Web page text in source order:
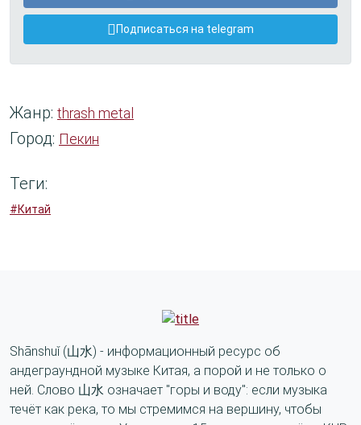
Подписаться на telegram
Жанр: thrash metal
Город: Пекин
Теги:
#Китай
Shānshuǐ (山水) - информационный ресурс об
андеграундной музыке Китая, а порой и не только о
ней. Слово 山水 означает "горы и воду": если музыка
течёт как река, то мы стремимся на вершину, чтобы